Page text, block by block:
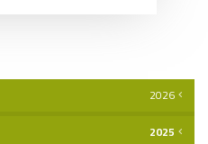
2026
2025